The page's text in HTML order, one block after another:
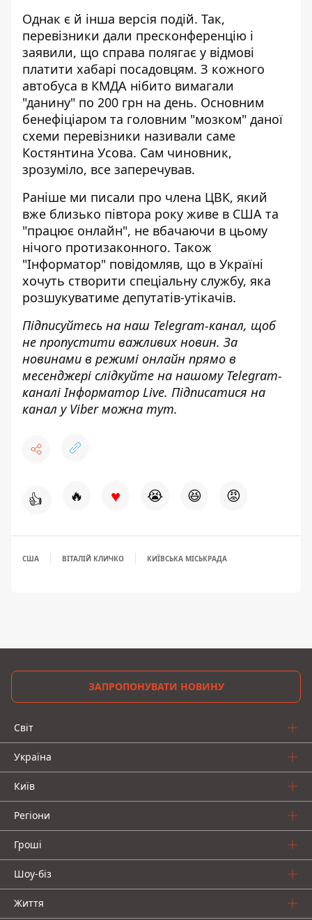
Однак є й інша версія подій. Так,
перевізники дали пресконференцію і
заявили, що справа полягає у відмові
платити хабарі посадовцям. З кожного
автобуса в КМДА нібито вимагали
"данину" по 200 грн на день. Основним
бенефіціаром та головним "мозком" даної
схеми перевізники називали саме
Костянтина Усова. Сам чиновник,
зрозуміло, все заперечував.
Раніше ми писали про члена ЦВК, який
вже близько півтора року живе в США та
"працює онлайн", не вбачаючи в цьому
нічого протизаконного. Також
"Інформатор" повідомляв, що в Україні
хочуть створити спеціальну службу, яка
розшукуватиме депутатів-утікачів.
Підписуйтесь на наш Telegram-канал, щоб
не пропустити важливих новин. За
новинами в режимі онлайн прямо в
месенджері слідкуйте на нашому Telegram-
каналіІнформатор Live. Підписатися на
канал у Viber можна тут.
👍 🔥 ♥ 😭 😆 😡
США ВІТАЛІЙ КЛИЧКО КИЇВСЬКА МІСЬКРАДА
ЗАПРОПОНУВАТИ НОВИНУ
Світ
Україна
Київ
Регіони
Гроші
Шоу-біз
Життя